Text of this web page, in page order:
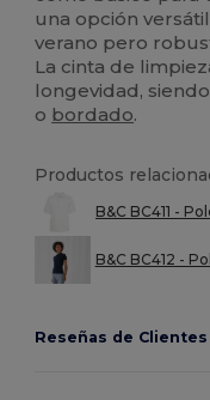
una opción
verano pero
La cinta de
longevidad,
o bordado.
Productos
B&C BC411 -
B&C BC412 -
Reseñas de